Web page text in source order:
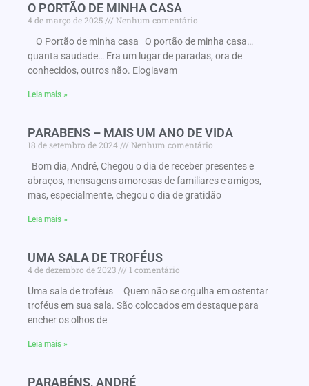
O PORTÃO DE MINHA CASA
4 de março de 2025
Nenhum comentário
O Portão de minha casa O portão de minha casa…
quanta saudade… Era um lugar de paradas, ora de
conhecidos, outros não. Elogiavam
Leia mais »
PARABENS – MAIS UM ANO DE VIDA
18 de setembro de 2024
Nenhum comentário
Bom dia, André, Chegou o dia de receber presentes e
abraços, mensagens amorosas de familiares e amigos,
mas, especialmente, chegou o dia de gratidão
Leia mais »
UMA SALA DE TROFÉUS
4 de dezembro de 2023
1 comentário
Uma sala de troféus Quem não se orgulha em ostentar
troféus em sua sala. São colocados em destaque para
encher os olhos de
Leia mais »
PARABÉNS, ANDRÉ